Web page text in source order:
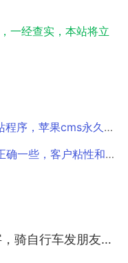
一经查实，本站将立
永久免费全能建站程序App？
户粘性和客户黏性的区别？
朋友圈短句八个字图片？